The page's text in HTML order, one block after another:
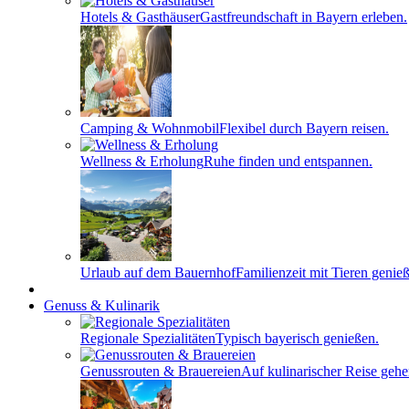
Hotels & GasthäuserGastfreundschaft in Bayern erleben.
Camping & WohnmobilFlexibel durch Bayern reisen.
Wellness & ErholungRuhe finden und entspannen.
Urlaub auf dem BauernhofFamilienzeit mit Tieren
Genuss & Kulinarik
Regionale SpezialitätenTypisch bayerisch genießen.
Genussrouten & BrauereienAuf kulinarischer Reise